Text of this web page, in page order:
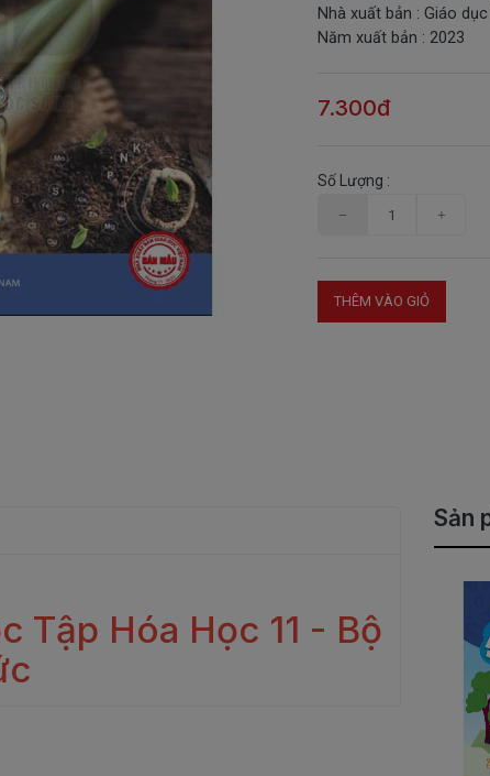
Nhà xuất bản : Giáo
Năm xuất bản : 2023
7.300đ
Số Lượng :
THÊM VÀO GIỎ
Tập Hóa Học 11 - Bộ
Sản